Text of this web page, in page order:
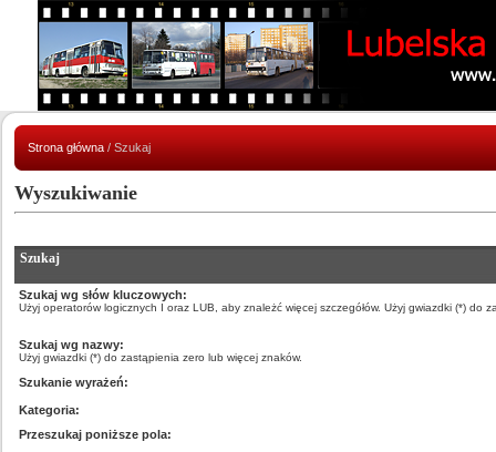
Strona główna / Szukaj
Wyszukiwanie
Szukaj
Szukaj wg słów kluczowych:
Użyj operatorów logicznych I oraz LUB, aby znależć więcej szczegółów. Użyj gwiazdki (*) do
Szukaj wg nazwy:
Użyj gwiazdki (*) do zastąpienia zero lub więcej znaków.
Szukanie wyrażeń:
Kategoria:
Przeszukaj poniższe pola: